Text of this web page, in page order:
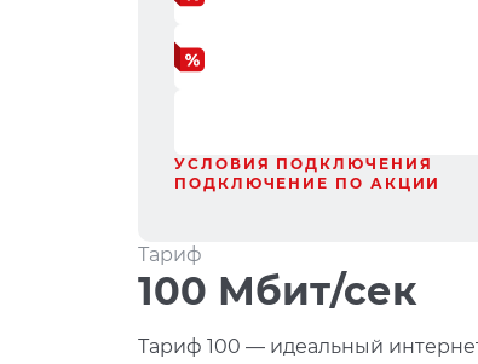
УСЛОВИЯ ПОДКЛЮЧЕНИЯ
ПОДКЛЮЧЕНИЕ ПО АКЦИИ
Тариф
100 Мбит/сек
Тариф 100 — идеальный